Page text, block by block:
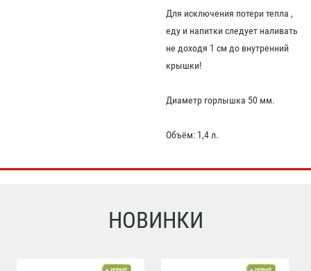
Для исключения потери тепла ,
еду и напитки следует наливать
не доходя 1 см до внутренний
крышки!
Диаметр горлышка 50 мм.
Объём: 1,4 л.
НОВИНКИ